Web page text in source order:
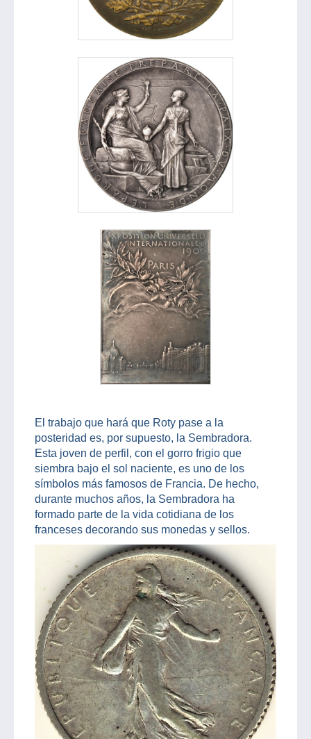
El trabajo que hará que Roty pase a la
posteridad es, por supuesto, la Sembradora.
Esta joven de perfil, con el gorro frigio que
siembra bajo el sol naciente, es uno de los
símbolos más famosos de Francia. De hecho,
durante muchos años, la Sembradora ha
formado parte de la vida cotidiana de los
franceses decorando sus monedas y sellos.